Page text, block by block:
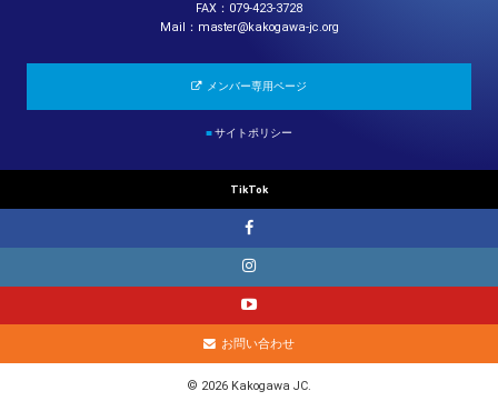
FAX：079-423-3728
Mail：master@kakogawa-jc.org
メンバー専用ページ
■サイトポリシー
TikTok
お問い合わせ
© 2026 Kakogawa JC.